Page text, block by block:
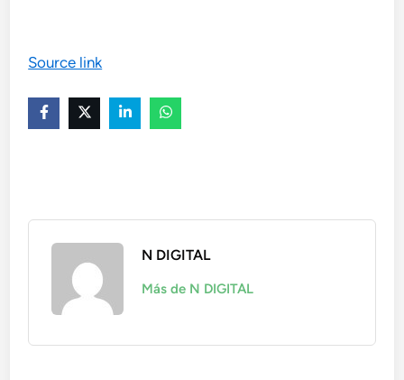
Source link
N DIGITAL
Más de N DIGITAL